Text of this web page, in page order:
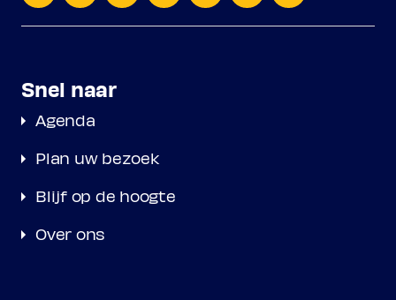
Snel naar
Agenda
Plan uw bezoek
Blijf op de hoogte
Over ons